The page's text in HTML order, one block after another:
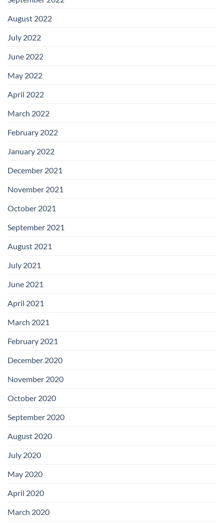
August 2022
July 2022
June 2022
May 2022
April 2022
March 2022
February 2022
January 2022
December 2021
November 2021
October 2021
September 2021
August 2021
July 2021
June 2021
April 2021
March 2021
February 2021
December 2020
November 2020
October 2020
September 2020
August 2020
July 2020
May 2020
April 2020
March 2020